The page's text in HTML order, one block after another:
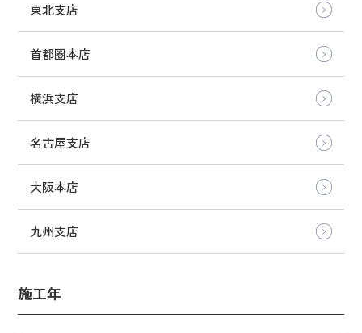
東北支店
首都圏本店
横浜支店
名古屋支店
大阪本店
九州支店
施工年